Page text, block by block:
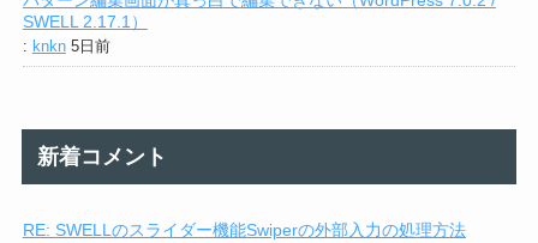
SWELL 2.17.1）
: knkn 5日前
新着コメント
RE: SWELLのスライダー機能Swiperの外部入力の処理方法